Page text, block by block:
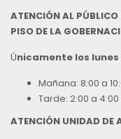
ATENCIÓN AL PÚBLICO
PISO DE LA
Únicamente los lunes
Mañana: 8:00 a
Tarde: 2:00 a
ATENCIÓN UNIDAD DE